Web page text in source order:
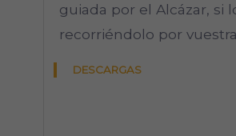
guiada por el Alcázar, si
recorriéndolo por
DESCARGAS